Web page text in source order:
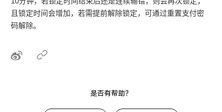
且锁定时间会增加，若需提前解除锁定，可通过重置支付密
码解除。
是否有帮助？